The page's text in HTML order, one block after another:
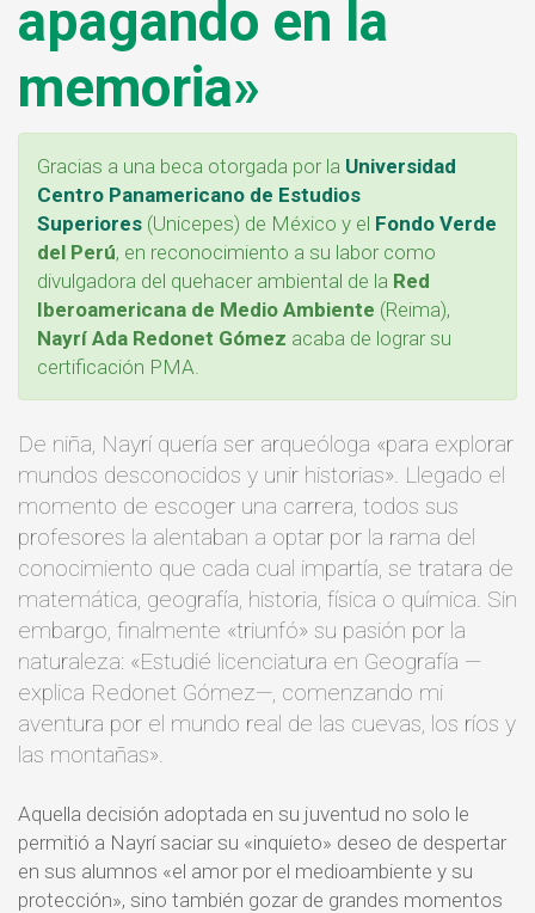
apagando en la
memoria»
Gracias a una beca otorgada por la Universidad
Centro Panamericano de Estudios
Superiores (Unicepes) de México y el Fondo Verde
del Perú, en reconocimiento a su labor como
divulgadora del quehacer ambiental de la Red
Iberoamericana de Medio Ambiente (Reima),
Nayrí Ada Redonet Gómez acaba de lograr su
certificación PMA.
De niña, Nayrí quería ser arqueóloga «para explorar
mundos desconocidos y unir historias». Llegado el
momento de escoger una carrera, todos sus
profesores la alentaban a optar por la rama del
conocimiento que cada cual impartía, se tratara de
matemática, geografía, historia, física o química. Sin
embargo, finalmente «triunfó» su pasión por la
naturaleza: «Estudié licenciatura en Geografía —
explica Redonet Gómez—, comenzando mi
aventura por el mundo real de las cuevas, los ríos y
las montañas».
Aquella decisión adoptada en su juventud no solo le
permitió a Nayrí saciar su «inquieto» deseo de despertar
en sus alumnos «el amor por el medioambiente y su
protección», sino también gozar de grandes momentos